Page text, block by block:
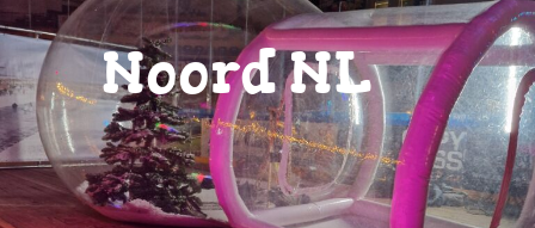
Noord NL